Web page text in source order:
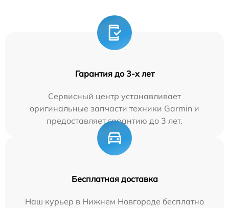
Гарантия до 3-х лет
Сервисный центр устанавливает
оригинальные запчасти техники Garmin и
предоставляет гарантию до 3 лет.
Бесплатная доставка
Наш курьер в Нижнем Новгороде бесплатно